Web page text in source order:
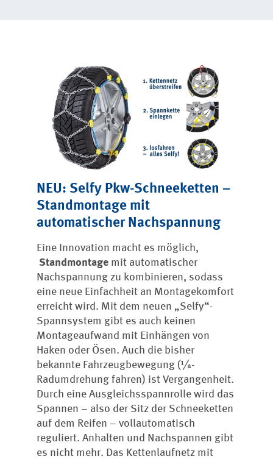
NEU: Selfy Pkw-Schneeketten –
Standmontage mit
automatischer Nachspannung
Eine Innovation macht es möglich,
Standmontage mit automatischer
Nachspannung zu kombinieren, sodass
eine neue Einfachheit an Montagekomfort
erreicht wird. Mit dem neuen „Selfy“-
Spannsystem gibt es auch keinen
Montageaufwand mit Einhängen von
Haken oder Ösen. Auch die bisher
bekannte Fahrzeugbewegung (¼-
Radumdrehung fahren) ist Vergangenheit.
Durch eine Ausgleichsspannrolle wird das
Spannen – also der Sitz der Schneeketten
auf dem Reifen – vollautomatisch
reguliert. Anhalten und Nachspannen gibt
es nicht mehr. Das Kettenlaufnetz mit